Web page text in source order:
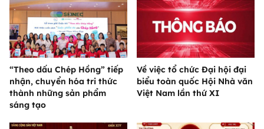
“Theo dấu Chép Hồng” tiếp
nhận, chuyển hóa tri thức
thành những sản phẩm
sáng tạo
Về việc tổ chức Đại hội đại
biểu toàn quốc Hội Nhà văn
Việt Nam lần thứ XI